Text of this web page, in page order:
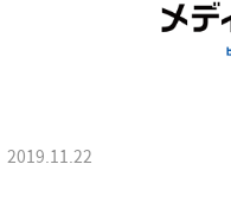
2019.11.22